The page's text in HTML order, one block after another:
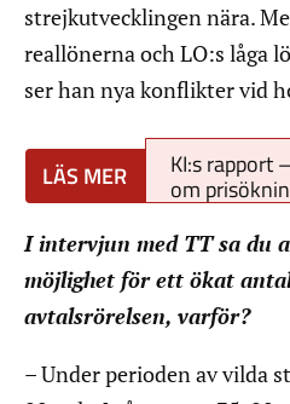
strejkutvecklingen nära.
reallönerna och LO:s låga
ser han nya konflikter vid
KI:s rapport
om
I intervjun med TT sa du
möjlighet för ett ökat
avtalsrörelsen, varför?
– Under perioden av vilda